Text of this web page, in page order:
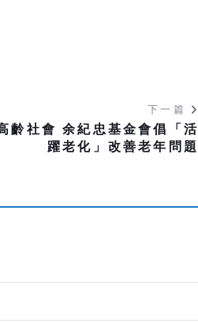
下一篇
齡社會 余紀忠基金會倡「活
躍老化」改善老年問題